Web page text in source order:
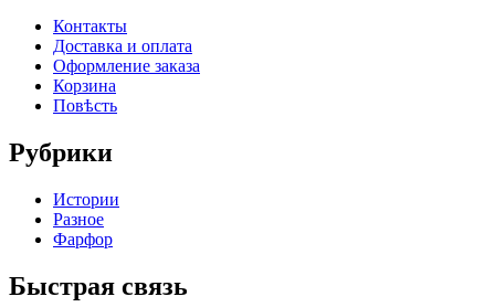
Контакты
Доставка и оплата
Оформление заказа
Корзина
Повѣсть
Рубрики
Истории
Разное
Фарфор
Быстрая связь